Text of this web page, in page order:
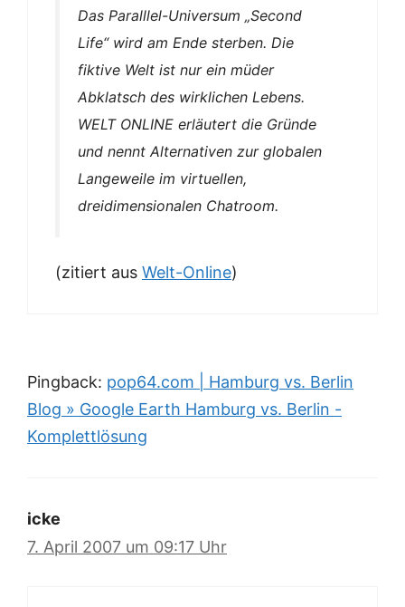
Das Paralllel-Universum „Second
Life“ wird am Ende sterben. Die
fiktive Welt ist nur ein müder
Abklatsch des wirklichen Lebens.
WELT ONLINE erläutert die Gründe
und nennt Alternativen zur globalen
Langeweile im virtuellen,
dreidimensionalen Chatroom.
(zitiert aus Welt-Online)
Pingback: pop64.com | Hamburg vs. Berlin
Blog » Google Earth Hamburg vs. Berlin -
Komplettlösung
icke
7. April 2007 um 09:17 Uhr